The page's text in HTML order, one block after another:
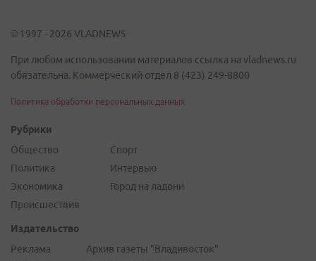
© 1997 - 2026 VLADNEWS
При любом использовании материалов ссылка на vladnews.ru
обязательна. Коммерческий отдел 8 (423) 249-8800
Политика обработки персональных данных
Рубрики
Общество
Политика
Экономика
Происшествия
Спорт
Интервью
Город на ладони
Издательство
Реклама
Архив газеты "Владивосток"